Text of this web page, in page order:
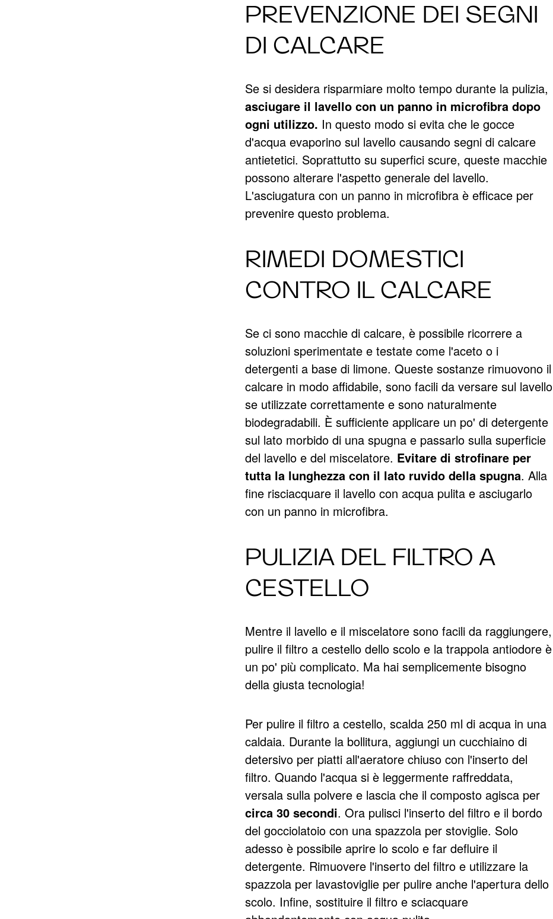
PREVENZIONE DEI SEGNI
DI CALCARE
Se si desidera risparmiare molto tempo durante la pulizia,
asciugare il lavello con un panno in microfibra dopo
ogni utilizzo. In questo modo si evita che le gocce
d'acqua evaporino sul lavello causando segni di calcare
antietetici. Soprattutto su superfici scure, queste macchie
possono alterare l'aspetto generale del lavello.
L'asciugatura con un panno in microfibra è efficace per
prevenire questo problema.
RIMEDI DOMESTICI
CONTRO IL CALCARE
Se ci sono macchie di calcare, è possibile ricorrere a
soluzioni sperimentate e testate come l'aceto o i
detergenti a base di limone. Queste sostanze rimuovono il
calcare in modo affidabile, sono facili da versare sul lavello
se utilizzate correttamente e sono naturalmente
biodegradabili. È sufficiente applicare un po' di detergente
sul lato morbido di una spugna e passarlo sulla superficie
del lavello e del miscelatore. Evitare di strofinare per
tutta la lunghezza con il lato ruvido della spugna. Alla
fine risciacquare il lavello con acqua pulita e asciugarlo
con un panno in microfibra.
PULIZIA DEL FILTRO A
CESTELLO
Mentre il lavello e il miscelatore sono facili da raggiungere,
pulire il filtro a cestello dello scolo e la trappola antiodore è
un po' più complicato. Ma hai semplicemente bisogno
della giusta tecnologia!
Per pulire il filtro a cestello, scalda 250 ml di acqua in una
caldaia. Durante la bollitura, aggiungi un cucchiaino di
detersivo per piatti all'aeratore chiuso con l'inserto del
filtro. Quando l'acqua si è leggermente raffreddata,
versala sulla polvere e lascia che il composto agisca per
circa 30 secondi. Ora pulisci l'inserto del filtro e il bordo
del gocciolatoio con una spazzola per stoviglie. Solo
adesso è possibile aprire lo scolo e far defluire il
detergente. Rimuovere l'inserto del filtro e utilizzare la
spazzola per lavastoviglie per pulire anche l'apertura dello
scolo. Infine, sostituire il filtro e sciacquare